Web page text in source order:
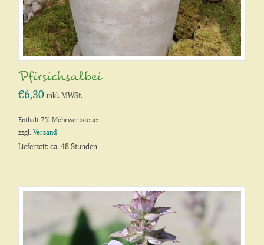
Pfirsichsalbei
€6,30 inkl. MWSt.
Enthält 7% Mehrwertsteuer
zzgl.Versand
Lieferzeit: ca. 48 Stunden